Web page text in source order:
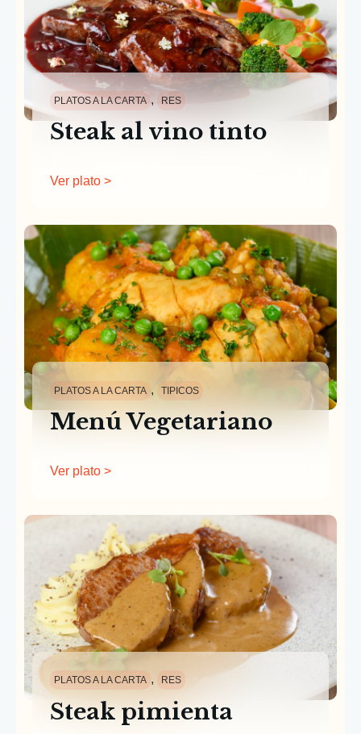
PLATOS A LA CARTA , RES
Steak al vino tinto
Ver plato >
PLATOS A LA CARTA , TIPICOS
Menú Vegetariano
Ver plato >
PLATOS A LA CARTA , RES
Steak pimienta